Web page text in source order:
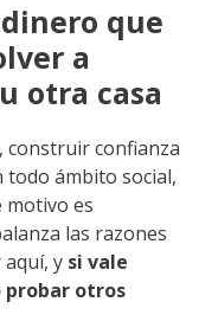
que
a
otra casa
construir confianza
todo ámbito social,
motivo es
las razones
y si vale
probar otros